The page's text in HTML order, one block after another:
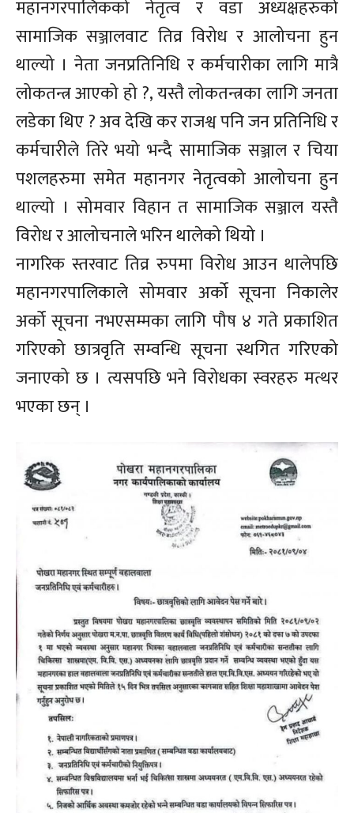
महानगरपालिकको नेतृत्व र वडा अध्यक्षहरुको
सामाजिक सञ्जालवाट तिव्र विरोध र आलोचना हुन
थाल्यो । नेता जनप्रतिनिधि र कर्मचारीका लागि मात्रै
लोकतन्त्र आएको हो ?, यस्तै लोकतन्त्रका लागि जनता
लडेका थिए ? अव देखि कर राजश्व पनि जन प्रतिनिधि र
कर्मचारीले तिरे भयो भन्दै सामाजिक सञ्जाल र चिया
पशलहरुमा समेत महानगर नेतृत्वको आलोचना हुन
थाल्यो । सोमवार विहान त सामाजिक सञ्जाल यस्तै
विरोध र आलोचनाले भरिन थालेको थियो ।
नागरिक स्तरवाट तिव्र रुपमा विरोध आउन थालेपछि
महानगरपालिकाले सोमवार अर्को सूचना निकालेर
अर्को सूचना नभएसम्मका लागि पौष ४ गते प्रकाशित
गरिएको छात्रवृति सम्वन्धि सूचना स्थगित गरिएको
जनाएको छ । त्यसपछि भने विरोधका स्वरहरु मत्थर
भएका छन् ।